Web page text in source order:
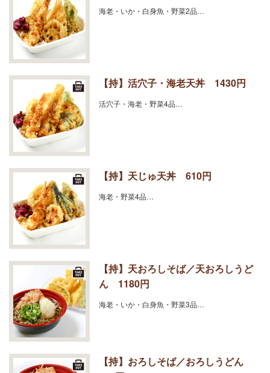
海老・いか・白身魚・野菜2品…
【持】活穴子・海老天丼 1430円
活穴子・海老・野菜4品…
【持】天じゅ天丼 610円
海老・野菜4品…
【持】天おろしそば／天おろしうど
ん 1180円
海老・いか・白身魚・野菜3品…
【持】おろしそば／おろしうどん